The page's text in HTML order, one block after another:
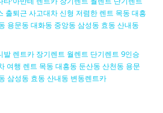
출퇴근 사고대차 신형 저렴한 렌트 목동 대흥
용문동 대화동 중앙동 삼성동 효동 산내동
발 렌트카 장기렌트 월렌트 단기렌트 9인승
여행 렌트 목동 대흥동 둔산동 산천동 용문
삼성동 효동 산내동 변동렌트카